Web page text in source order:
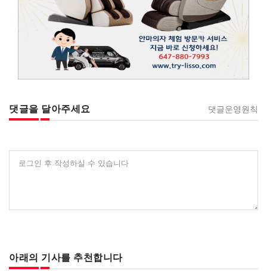
댓글을 달아주세요 댓글운영원칙
로그인 후 작성하실 수 있습니다
아래의 기사를 추천합니다